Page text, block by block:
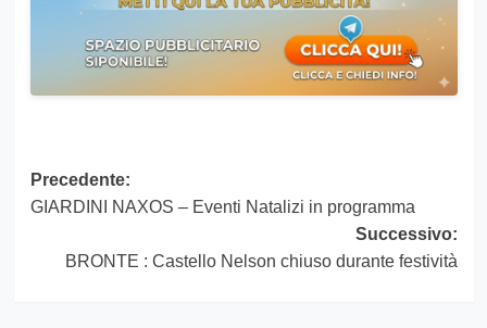
Navigazione
articolo
Precedente:
GIARDINI NAXOS – Eventi Natalizi in programma
Successivo:
BRONTE : Castello Nelson chiuso durante festività